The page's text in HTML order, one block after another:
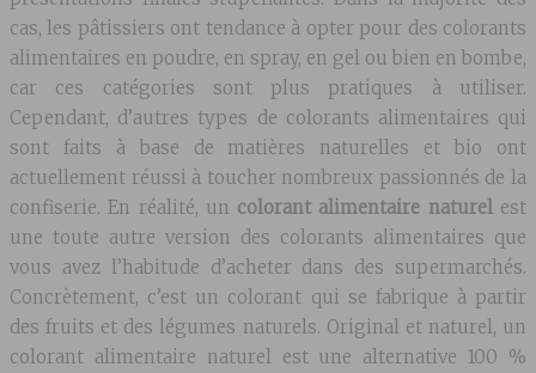
cas, les pâtissiers ont tendance à opter pour des colorants
alimentaires en poudre, en spray, en gel ou bien en bombe,
car ces catégories sont plus pratiques à utiliser.
Cependant, d’autres types de colorants alimentaires qui
sont faits à base de matières naturelles et bio ont
actuellement réussi à toucher nombreux passionnés de la
confiserie. En réalité, un colorant alimentaire naturel est
une toute autre version des colorants alimentaires que
vous avez l’habitude d’acheter dans des supermarchés.
Concrètement, c’est un colorant qui se fabrique à partir
des fruits et des légumes naturels. Original et naturel, un
colorant alimentaire naturel est une alternative 100 %